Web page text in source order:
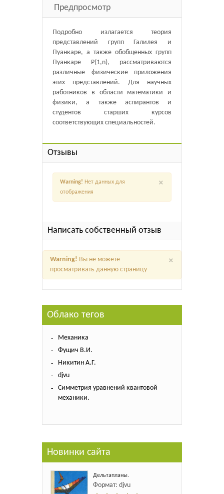
Предпросмотр
Подробно излагается теория
представлений групп Галилея и
Пуанкаре, а также обобщенных групп
Пуанкаре Р(1,n), рассматриваются
различные физические приложения
этих представлений. Для научных
работников в области математики и
физики, а также аспирантов и
студентов старших курсов
соответствующих специальностей.
Отзывы
×
Warning! Нет данных для
отображения
Написать собственный отзыв
×
Warning! Вы не можете
просматривать данную страницу
Облако тегов
Механика
Фущич В.И.
Никитин А.Г.
djvu
Симметрия уравнений квантовой
механики.
Новинки сайта
Дельтапланы.
Формат: djvu